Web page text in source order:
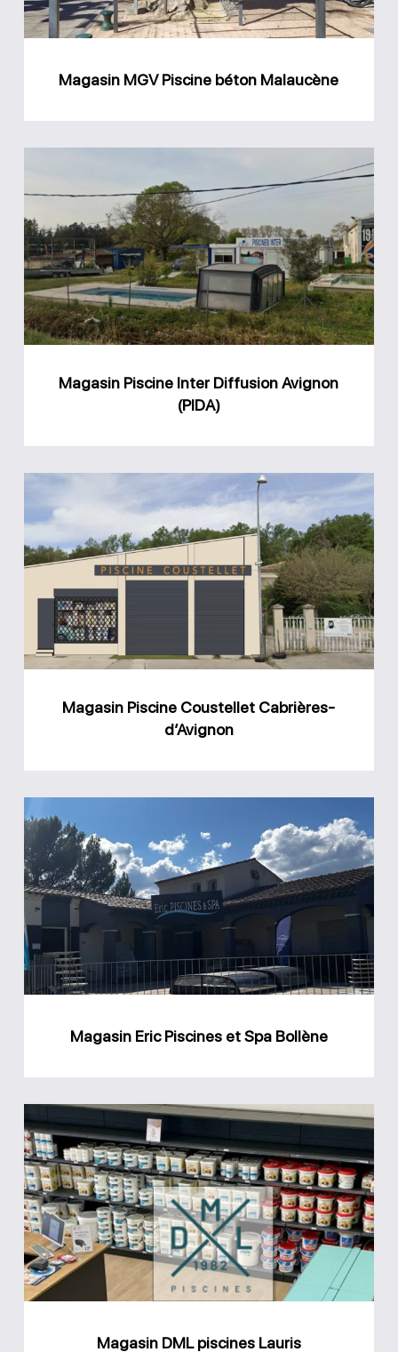
Magasin MGV Piscine béton Malaucène
Piscine
Inter
Diffusion
Avignon
(PIDA)
Magasin Piscine Inter Diffusion Avignon
(PIDA)
Magasin
Coustellet
Cabrières-
d’Avignon
Magasin Piscine Coustellet Cabrières-
d’Avignon
Eric
Piscines
et
Spa
Bollène
Magasin Eric Piscines et Spa Bollène
Magasin
DML
piscines
Lauris
Magasin DML piscines Lauris